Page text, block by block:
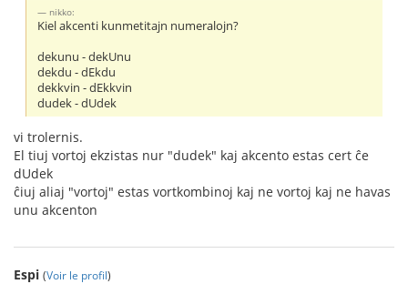
nikko:
Kiel akcenti kunmetitajn numeralojn?
dekunu - dekUnu
dekdu - dEkdu
dekkvin - dEkkvin
dudek - dUdek
vi trolernis.
El tiuj vortoj ekzistas nur "dudek" kaj akcento estas cert ĉe
dUdek
ĉiuj aliaj "vortoj" estas vortkombinoj kaj ne vortoj kaj ne havas
unu akcenton
Espi (Voir le profil)